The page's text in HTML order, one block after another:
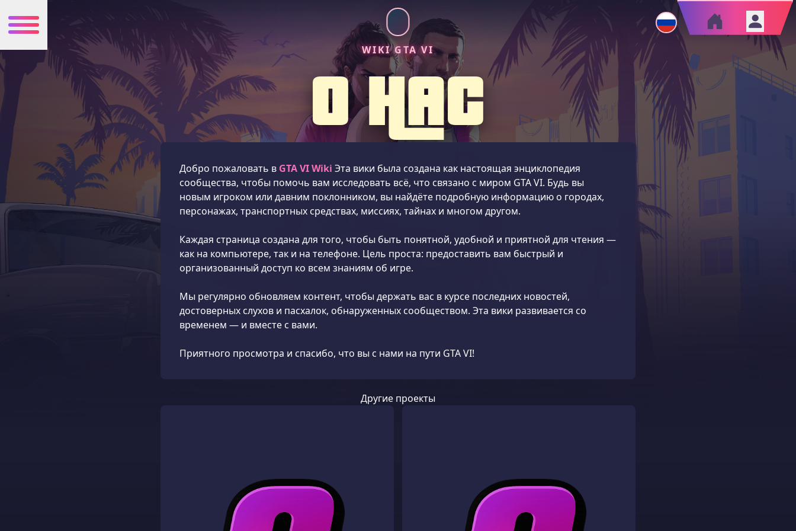
WIKI GTA VI
О НАС
Добро пожаловать в GTA VI Wiki Эта вики была создана как настоящая энциклопедия
сообщества, чтобы помочь вам исследовать всё, что связано с миром GTA VI. Будь вы
новым игроком или давним поклонником, вы найдёте подробную информацию о городах,
персонажах, транспортных средствах, миссиях, тайнах и многом другом.
Каждая страница создана для того, чтобы быть понятной, удобной и приятной для чтения —
как на компьютере, так и на телефоне. Цель проста: предоставить вам быстрый и
организованный доступ ко всем знаниям об игре.
Мы регулярно обновляем контент, чтобы держать вас в курсе последних новостей,
достоверных слухов и пасхалок, обнаруженных сообществом. Эта вики развивается со
временем — и вместе с вами.
Приятного просмотра и спасибо, что вы с нами на пути GTA VI!
Другие проекты